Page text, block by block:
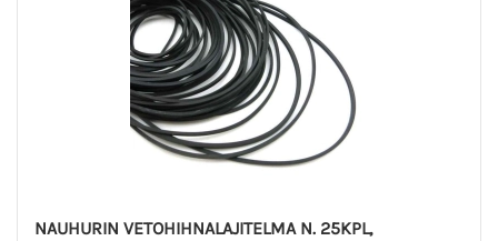
NAUHURIN VETOHIHNALAJITELMA N. 25KPL,